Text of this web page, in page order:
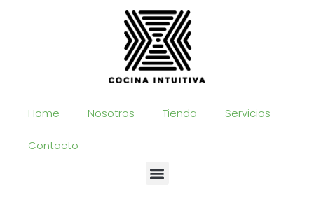
Home Nosotros Tienda Servicios
Contacto